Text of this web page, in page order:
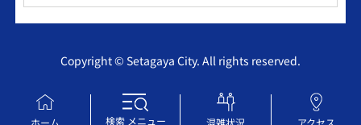
ホーム 検索メニュー 混雑状況 アクセス
Copyright © Setagaya City. All rights reserved.